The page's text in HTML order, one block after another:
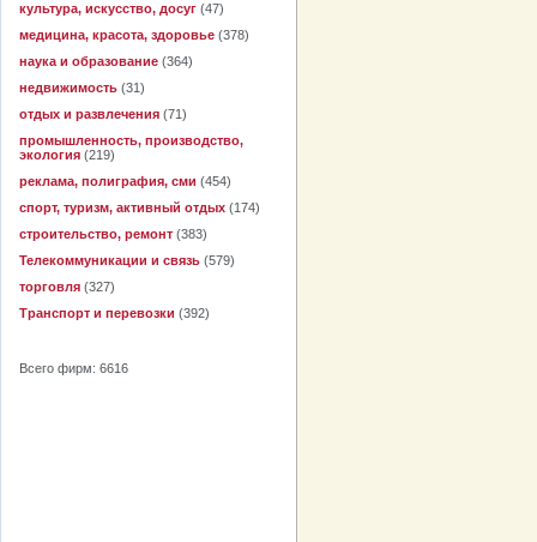
культура, искусство, досуг (47)
медицина, красота, здоровье (378)
наука и образование (364)
недвижимость (31)
отдых и развлечения (71)
промышленность, производство,
экология (219)
реклама, полиграфия, сми (454)
спорт, туризм, активный отдых (174)
строительство, ремонт (383)
Телекоммуникации и связь (579)
торговля (327)
Транспорт и перевозки (392)
Всего фирм: 6616